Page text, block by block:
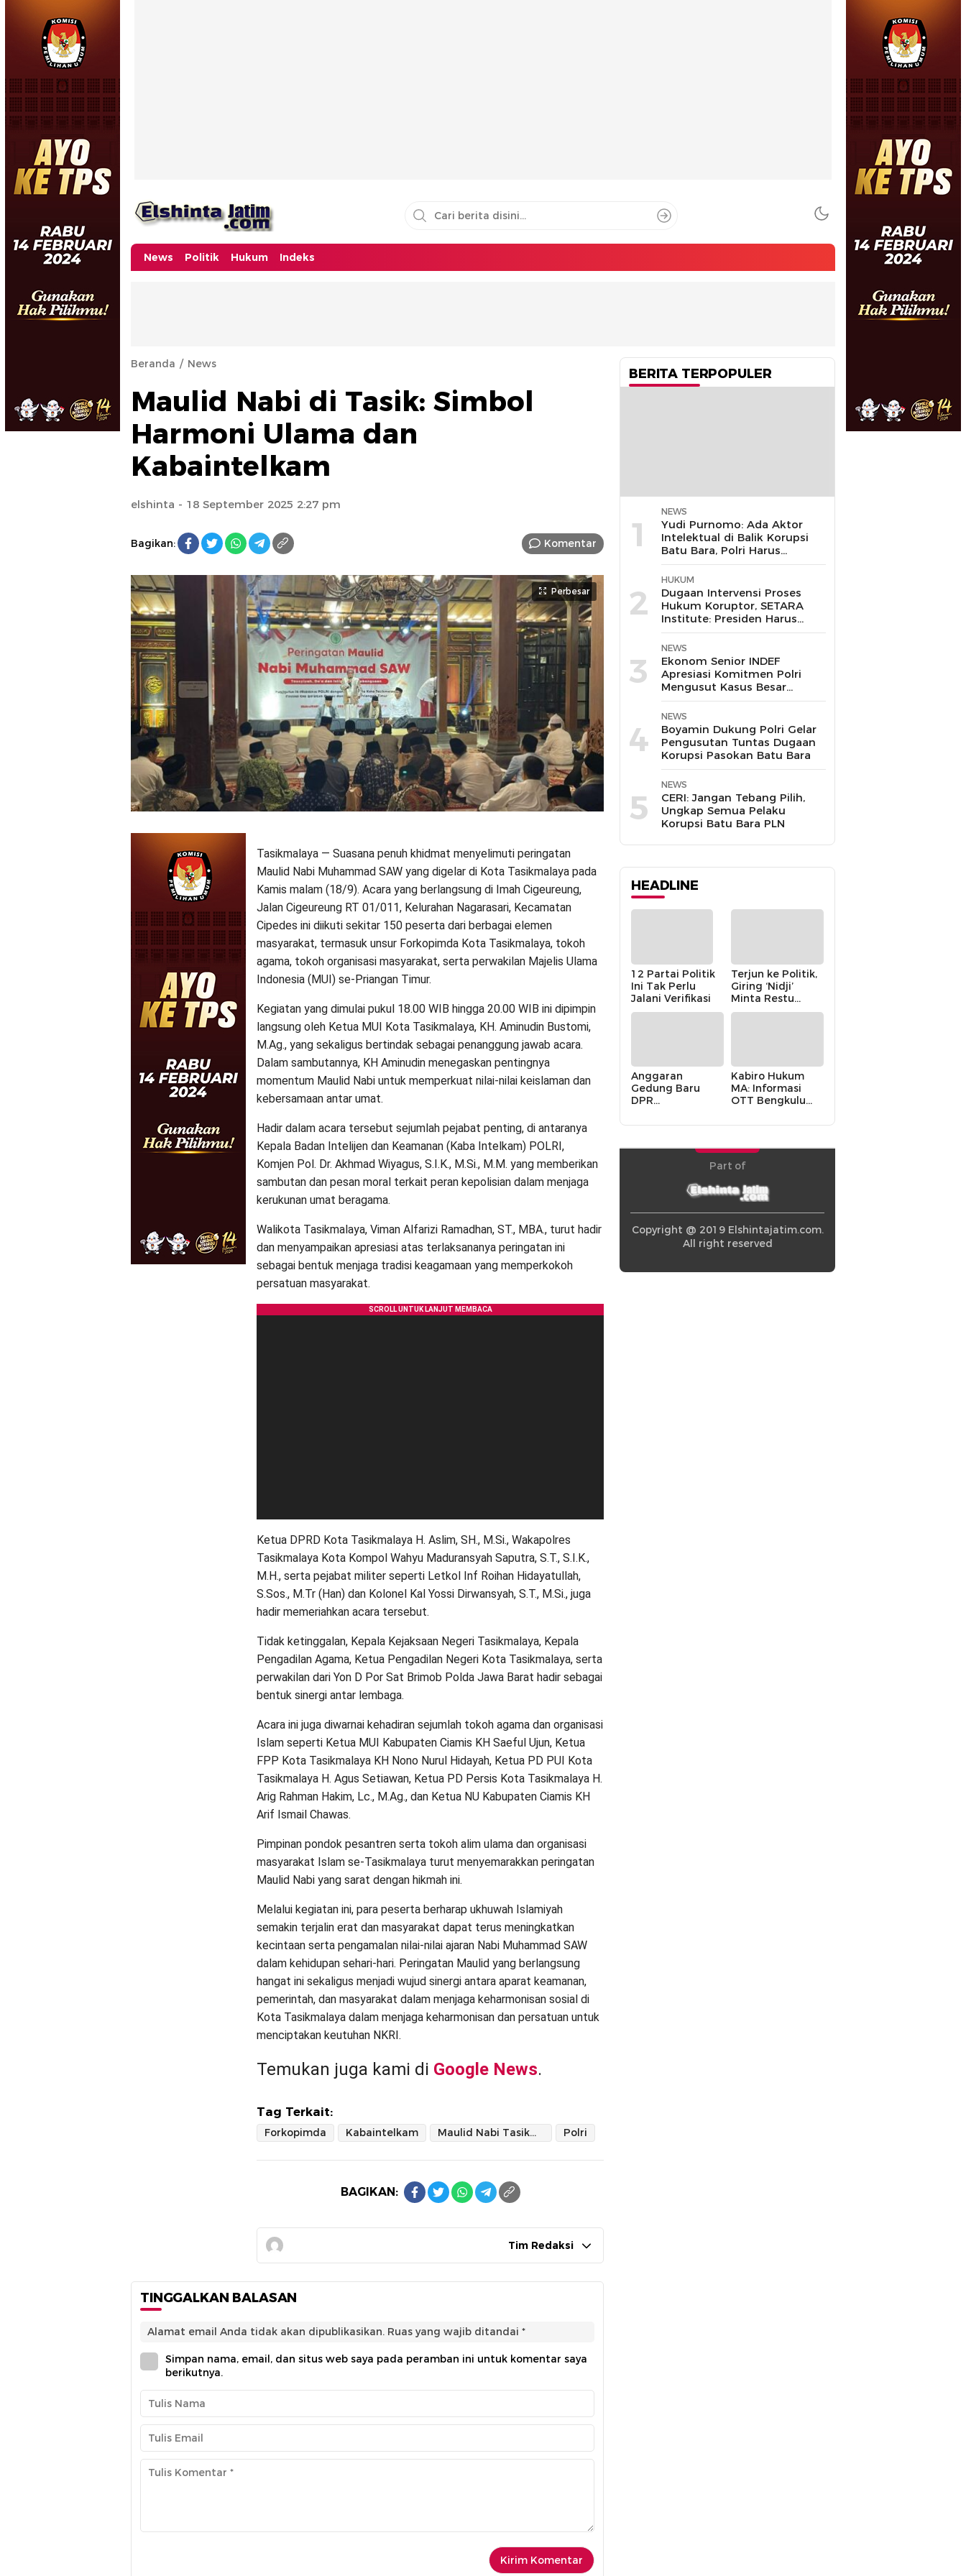
News Politik Hukum Indeks
Beranda News
Maulid Nabi di Tasik: Simbol
Harmoni Ulama dan
Kabaintelkam
elshinta - 18 September 2025 2:27 pm
Bagikan: Komentar
Perbesar
Tasikmalaya — Suasana penuh khidmat menyelimuti peringatan
Maulid Nabi Muhammad SAW yang digelar di Kota Tasikmalaya pada
Kamis malam (18/9). Acara yang berlangsung di Imah Cigeureung,
Jalan Cigeureung RT 01/011, Kelurahan Nagarasari, Kecamatan
Cipedes ini diikuti sekitar 150 peserta dari berbagai elemen
masyarakat, termasuk unsur Forkopimda Kota Tasikmalaya, tokoh
agama, tokoh organisasi masyarakat, serta perwakilan Majelis Ulama
Indonesia (MUI) se-Priangan Timur.
Kegiatan yang dimulai pukul 18.00 WIB hingga 20.00 WIB ini dipimpin
langsung oleh Ketua MUI Kota Tasikmalaya, KH. Aminudin Bustomi,
M.Ag., yang sekaligus bertindak sebagai penanggung jawab acara.
Dalam sambutannya, KH Aminudin menegaskan pentingnya
momentum Maulid Nabi untuk memperkuat nilai-nilai keislaman dan
kebersamaan antar umat.
Hadir dalam acara tersebut sejumlah pejabat penting, di antaranya
Kepala Badan Intelijen dan Keamanan (Kaba Intelkam) POLRI,
Komjen Pol. Dr. Akhmad Wiyagus, S.I.K., M.Si., M.M. yang memberikan
sambutan dan pesan moral terkait peran kepolisian dalam menjaga
kerukunan umat beragama.
Walikota Tasikmalaya, Viman Alfarizi Ramadhan, ST., MBA., turut hadir
dan menyampaikan apresiasi atas terlaksananya peringatan ini
sebagai bentuk menjaga tradisi keagamaan yang memperkokoh
persatuan masyarakat.
Ketua DPRD Kota Tasikmalaya H. Aslim, SH., M.Si., Wakapolres
Tasikmalaya Kota Kompol Wahyu Maduransyah Saputra, S.T., S.I.K.,
M.H., serta pejabat militer seperti Letkol Inf Roihan Hidayatullah,
S.Sos., M.Tr (Han) dan Kolonel Kal Yossi Dirwansyah, S.T., M.Si., juga
hadir memeriahkan acara tersebut.
Tidak ketinggalan, Kepala Kejaksaan Negeri Tasikmalaya, Kepala
Pengadilan Agama, Ketua Pengadilan Negeri Kota Tasikmalaya, serta
perwakilan dari Yon D Por Sat Brimob Polda Jawa Barat hadir sebagai
bentuk sinergi antar lembaga.
Acara ini juga diwarnai kehadiran sejumlah tokoh agama dan organisasi
Islam seperti Ketua MUI Kabupaten Ciamis KH Saeful Ujun, Ketua
FPP Kota Tasikmalaya KH Nono Nurul Hidayah, Ketua PD PUI Kota
Tasikmalaya H. Agus Setiawan, Ketua PD Persis Kota Tasikmalaya H.
Arig Rahman Hakim, Lc., M.Ag., dan Ketua NU Kabupaten Ciamis KH
Arif Ismail Chawas.
Pimpinan pondok pesantren serta tokoh alim ulama dan organisasi
masyarakat Islam se-Tasikmalaya turut menyemarakkan peringatan
Maulid Nabi yang sarat dengan hikmah ini.
Melalui kegiatan ini, para peserta berharap ukhuwah Islamiyah
semakin terjalin erat dan masyarakat dapat terus meningkatkan
kecintaan serta pengamalan nilai-nilai ajaran Nabi Muhammad SAW
dalam kehidupan sehari-hari. Peringatan Maulid yang berlangsung
hangat ini sekaligus menjadi wujud sinergi antara aparat keamanan,
pemerintah, dan masyarakat dalam menjaga keharmonisan sosial di
Kota Tasikmalaya dalam menjaga keharmonisan dan persatuan untuk
menciptakan keutuhan NKRI.
Temukan juga kami di Google News.
Tag Terkait:
Forkopimda Kabaintelkam Maulid Nabi Tasikmalaya Polri
BAGIKAN:
Tim Redaksi
TINGGALKAN BALASAN
Alamat email Anda tidak akan dipublikasikan. Ruas yang wajib ditandai *
Simpan nama, email, dan situs web saya pada peramban ini untuk komentar saya
berikutnya.
BERITA TERPOPULER
1
NEWS
Yudi Purnomo: Ada Aktor
Intelektual di Balik Korupsi
Batu Bara, Polri Harus
Bongkar
2
HUKUM
Dugaan Intervensi Proses
Hukum Koruptor, SETARA
Institute: Presiden Harus
Pastikan TNI Tak
Disalahgunakan
3
NEWS
Ekonom Senior INDEF
Apresiasi Komitmen Polri
Mengusut Kasus Besar
hingga Tuntas
4
NEWS
Boyamin Dukung Polri Gelar
Pengusutan Tuntas Dugaan
Korupsi Pasokan Batu Bara
5
NEWS
CERI: Jangan Tebang Pilih,
Ungkap Semua Pelaku
Korupsi Batu Bara PLN
HEADLINE
12 Partai Politik
Ini Tak Perlu
Jalani Verifikasi
Terjun ke Politik,
Giring ‘Nidji’
Minta Restu
Keluarga
Anggaran
Gedung Baru
DPR
Cair karena
Budi” Pemerintah
Kabiro Hukum
MA: Informasi
OTT Bengkulu
Internal MA
Part of
Copyright @ 2019 Elshintajatim.com.
All right reserved